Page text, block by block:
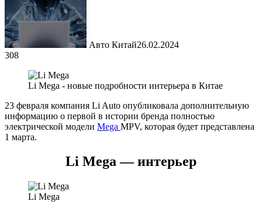
Авто Китай26.02.2024
308
Li Mega - новые подробности интерьера в Китае
23 февраля компания Li Auto опубликовала дополнительную
информацию о первой в истории бренда полностью
электрической модели Mega MPV, которая будет представлена
1 марта.
Li Mega — интерьер
Li Mega